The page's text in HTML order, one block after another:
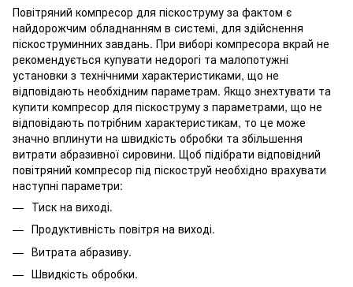
Повітряний компресор для піскоструму за фактом є
найдорожчим обладнанням в системі, для здійснення
піскоструминних завдань. При виборі компресора вкрай не
рекомендується купувати недорогі та малопотужні
установки з технічними характеристиками, що не
відповідають необхідним параметрам. Якщо знехтувати та
купити компресор для піскоструму з параметрами, що не
відповідають потрібним характеристикам, то це може
значно вплинути на швидкість обробки та збільшення
витрати абразивної сировини. Щоб підібрати відповідний
повітряний компресор під піскоструй необхідно врахувати
наступні параметри:
Тиск на виході.
Продуктивність повітря на виході.
Витрата абразиву.
Швидкість обробки.